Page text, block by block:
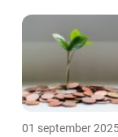
01 september